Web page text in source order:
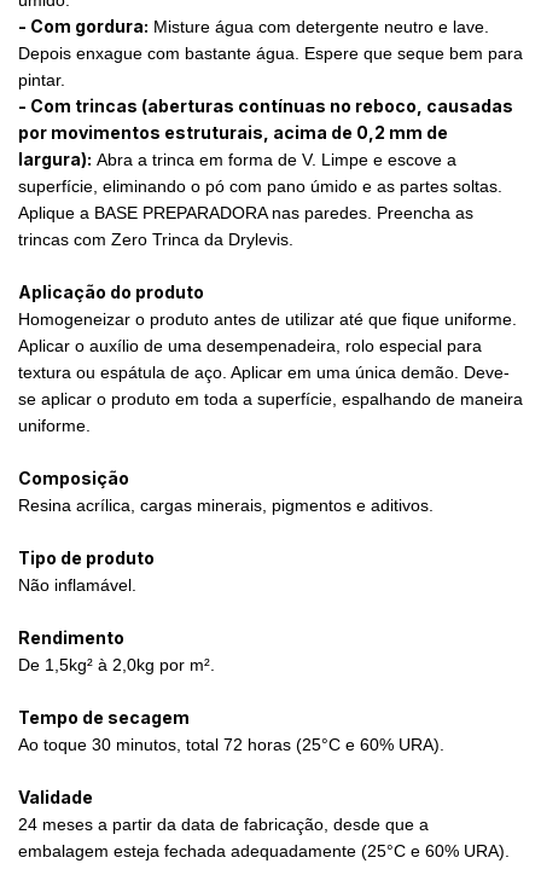
- Com gordura: Misture água com detergente neutro e lave.
Depois enxague com bastante água. Espere que seque bem para
pintar.
- Com trincas (aberturas contínuas no reboco, causadas
por movimentos estruturais, acima de 0,2 mm de
largura): Abra a trinca em forma de V. Limpe e escove a
superfície, eliminando o pó com pano úmido e as partes soltas.
Aplique a BASE PREPARADORA nas paredes. Preencha as
trincas com Zero Trinca da Drylevis.
Aplicação do produto
Homogeneizar o produto antes de utilizar até que fique uniforme.
Aplicar o auxílio de uma desempenadeira, rolo especial para
textura ou espátula de aço. Aplicar em uma única demão. Deve-
se aplicar o produto em toda a superfície, espalhando de maneira
uniforme.
Composição
Resina acrílica, cargas minerais, pigmentos e aditivos.
Tipo de produto
Não inflamável.
Rendimento
De 1,5kg² à 2,0kg por m².
Tempo de secagem
Ao toque 30 minutos, total 72 horas (25°C e 60% URA).
Validade
24 meses a partir da data de fabricação, desde que a
embalagem esteja fechada adequadamente (25°C e 60% URA).